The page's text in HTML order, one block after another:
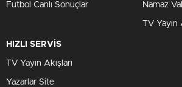
Futbol Canlı Sonuçlar Namaz
TV Yayın
HIZLI SERVİS
TV Yayın Akışları
Yazarlar Site